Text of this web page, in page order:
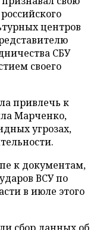
центров
СБУ
своего
привлечь к
Марченко,
угрозах,
к документам,
ВСУ по
в июле этого